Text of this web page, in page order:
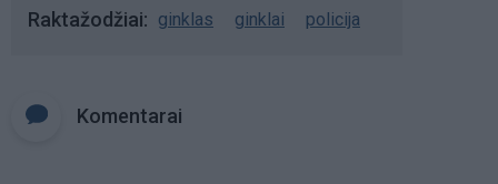
Raktažodžiai ginklas ginklai policija
Komentarai